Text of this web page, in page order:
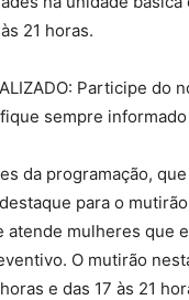
21 horas.
Participe do
sempre
da programação,
para o
atende mulheres que
O mutirão
e das 17 às 21